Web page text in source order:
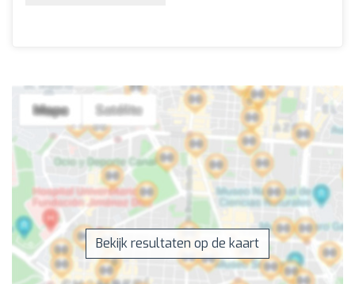
Bekijk resultaten op de kaart